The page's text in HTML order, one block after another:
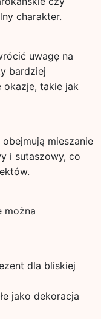
charakter.
uwagę na
bardziej
takie jak
mieszanie
i sutaszowy, co
można
dla bliskiej
jako dekoracja